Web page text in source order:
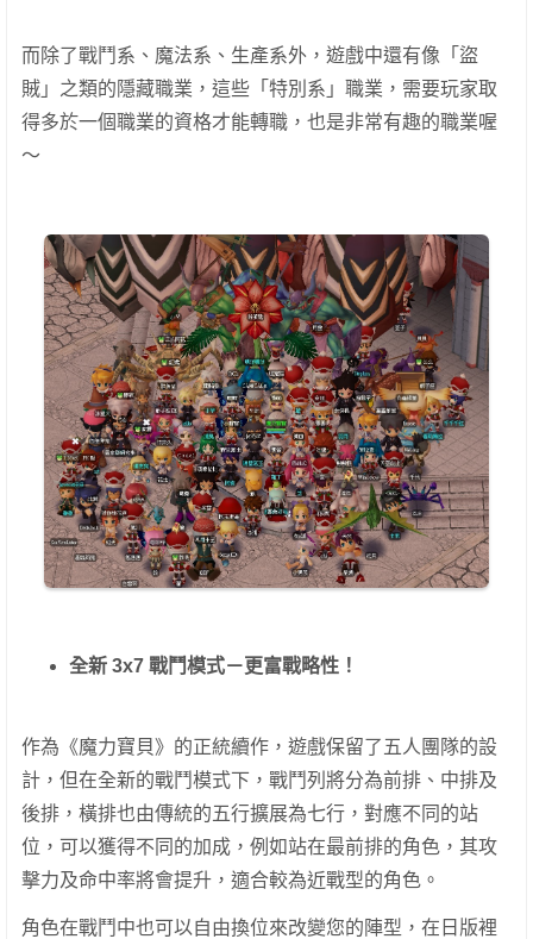
而除了戰鬥系、魔法系、生產系外，遊戲中還有像「盜
賊」之類的隱藏職業，這些「特別系」職業，需要玩家取
得多於一個職業的資格才能轉職，也是非常有趣的職業喔
～
全新 3x7 戰鬥模式－更富戰略性！
作為《魔力寶貝》的正統續作，遊戲保留了五人團隊的設
計，但在全新的戰鬥模式下，戰鬥列將分為前排、中排及
後排，橫排也由傳統的五行擴展為七行，對應不同的站
位，可以獲得不同的加成，例如站在最前排的角色，其攻
擊力及命中率將會提升，適合較為近戰型的角色。
角色在戰鬥中也可以自由換位來改變您的陣型，在日版裡